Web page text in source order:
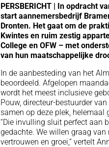
PERSBERICHT | In opdracht
start aannemersbedrijf
Dronten. Het gaat om de
Kwintes en ruim zestig
College en OFW – met
van hun maatschappelijke
In de aanbesteding van het
beoordeeld. Afgelopen
wordt het meest inclusieve
Pouw, directeur-bestuurder
samen op deze plek, helemaal
“Die invulling sluit perfect aan
gedachte. We willen graag van
vertrouwen en groei,” vertelt